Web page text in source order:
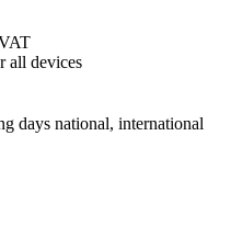
all devices
days national, international